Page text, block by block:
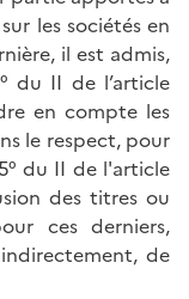
les sociétés en
il est admis,
du II de l’article
en compte les
le respect, pour
du II de l'article
des titres ou
ces derniers,
de